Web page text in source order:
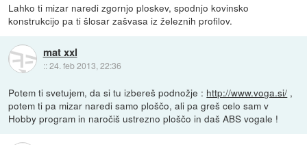
Lahko ti mizar naredi zgornjo ploskev, spodnjo kovinsko
konstrukcijo pa ti šlosar zašvasa iz železnih profilov.
mat xxl
::24. feb 2013, 22:36
Potem ti svetujem, da si tu izbereš podnožje : http://www.voga.si/ ,
potem ti pa mizar naredi samo ploščo, ali pa greš celo sam v
Hobby program in naročiš ustrezno ploščo in daš ABS vogale !